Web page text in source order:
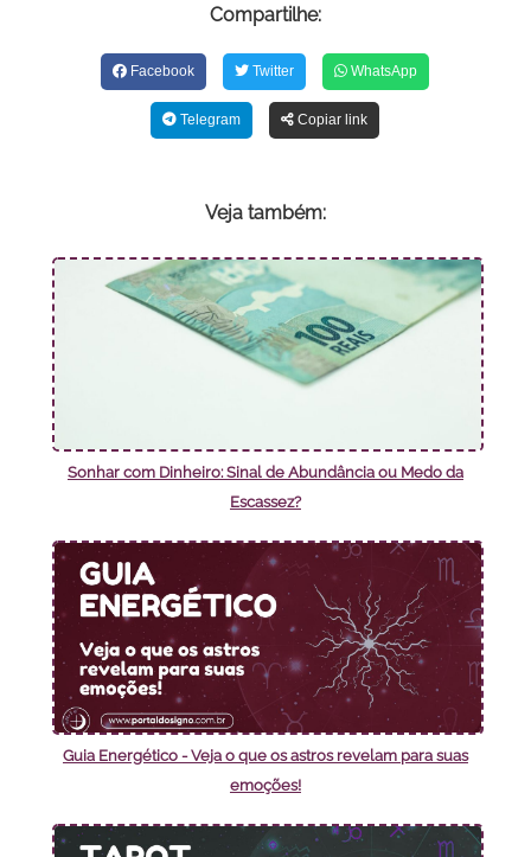
Compartilhe:
Facebook Twitter WhatsApp
Telegram Copiar link
Veja também:
Sonhar com Dinheiro: Sinal de Abundância ou Medo da
Escassez?
Guia Energético - Veja o que os astros revelam para suas
emoções!